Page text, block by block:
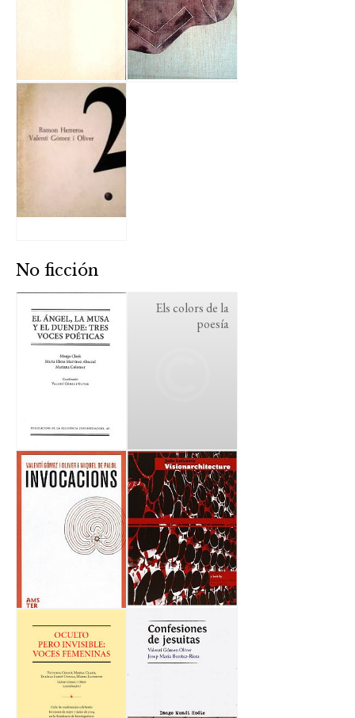
No ficción
Els colors de la
poesía